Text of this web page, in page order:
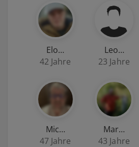
Elo…
42 Jahre
Leo…
23 Jahre
Mic…
47 Jahre
Mar…
43 Jahre